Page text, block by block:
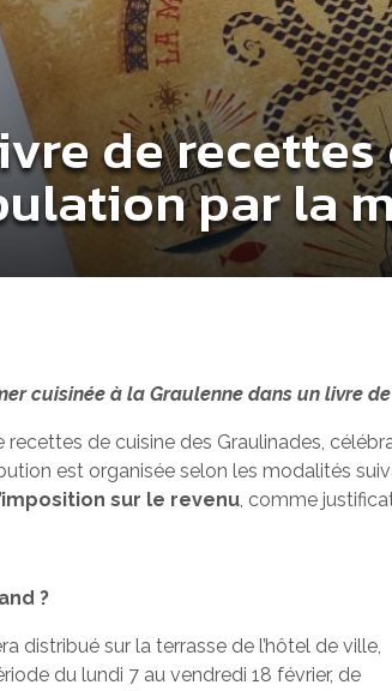
de
par la
cuisinée à la Graulenne dans un livre
recettes de cuisine des Graulinades,
est organisée selon les modalités
sur le revenu, comme
?
distribué sur la terrasse de l’hôtel de ville,
du lundi 7 au vendredi 18 février, de